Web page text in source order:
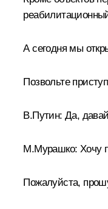
А сегодня мы
Позвольте
В.Путин: Да,
М.Мурашко: Хочу
Пожалуйста,